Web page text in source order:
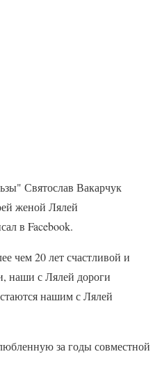
Святослав Вакарчук
женой Лялей
в Facebook.
чем 20 лет счастливой и
наши с Лялей дороги
нашим с Лялей
за годы совместной